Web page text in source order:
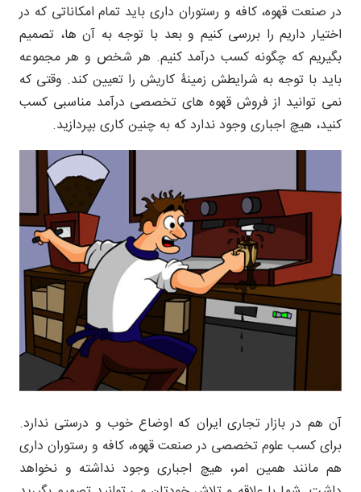
در صنعت قهوه، کافه و رستوران داری باید تمام امکاناتی که در
اختیار داریم را بررسی کنیم و بعد با توجه به آن ها، تصمیم
بگیریم که چگونه کسب درآمد کنیم. هر شخص و هر مجموعه
باید با توجه به شرایطش زمینۀ کاریش را تعیین کند. وقتی که
نمی توانید از فروش قهوه های تخصصی درآمد مناسبی کسب
کنید، هیچ اجباری وجود ندارد که به چنین کاری بپردازید.
آن هم در بازار تجاری ایران که اوضاع خوب و درستی ندارد.
برای کسب علوم تخصصی در صنعت قهوه، کافه و رستوران داری
هم مانند همین امر، هیچ اجباری وجود نداشته و نخواهد